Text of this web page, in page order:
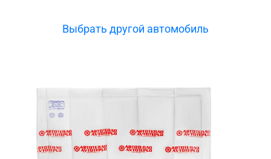
Выбрать другой автомобиль